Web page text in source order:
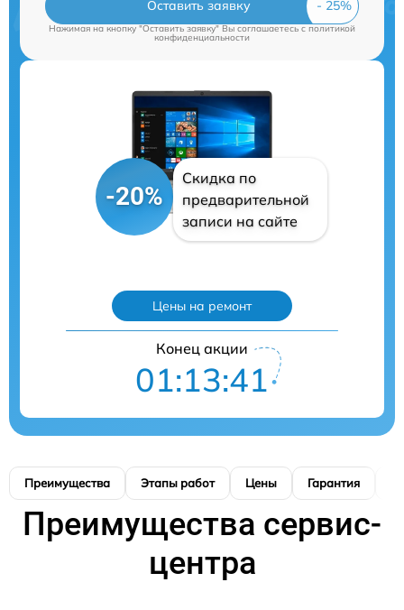
Оставить заявку
Нажимая на кнопку "Оставить заявку" Вы соглашаетесь cполитикой
конфиденциальности
-20%
Скидка по
предварительной
записи на сайте
Цены на ремонт
Конец акции
01:13:41
Преимущества Этапы работ Цены Гарантия
Преимущества сервис-
центра